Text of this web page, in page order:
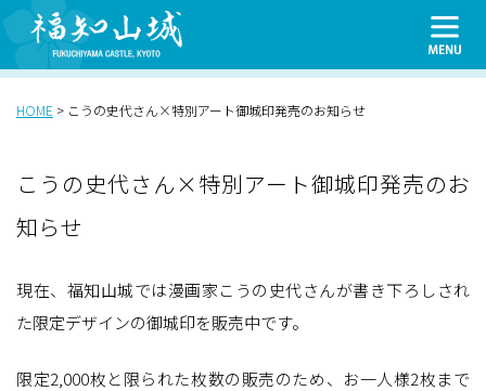
HOME > こうの史代さん×特別アート御城印発売のお知らせ
こうの史代さん×特別アート御城印発売のお
知らせ
現在、福知山城では漫画家こうの史代さんが書き下ろしされ
た限定デザインの御城印を販売中です。
限定2,000枚と限られた枚数の販売のため、お一人様2枚まで